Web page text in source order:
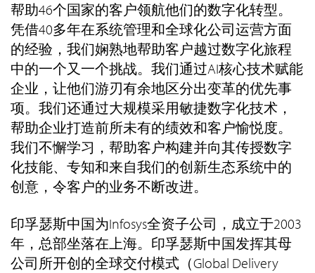
帮助46个国家的客户领航他们的数字化转型。
凭借40多年在系统管理和全球化公司运营方面
的经验，我们娴熟地帮助客户越过数字化旅程
中的一个又一个挑战。我们通过AI核心技术赋能
企业，让他们游刃有余地区分出变革的优先事
项。我们还通过大规模采用敏捷数字化技术，
帮助企业打造前所未有的绩效和客户愉悦度。
我们不懈学习，帮助客户构建并向其传授数字
化技能、专知和来自我们的创新生态系统中的
创意，令客户的业务不断改进。
印孚瑟斯中国为Infosys全资子公司，成立于2003
年，总部坐落在上海。印孚瑟斯中国发挥其母
公司所开创的全球交付模式（Global Delivery